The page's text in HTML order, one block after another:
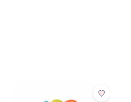
מבצע